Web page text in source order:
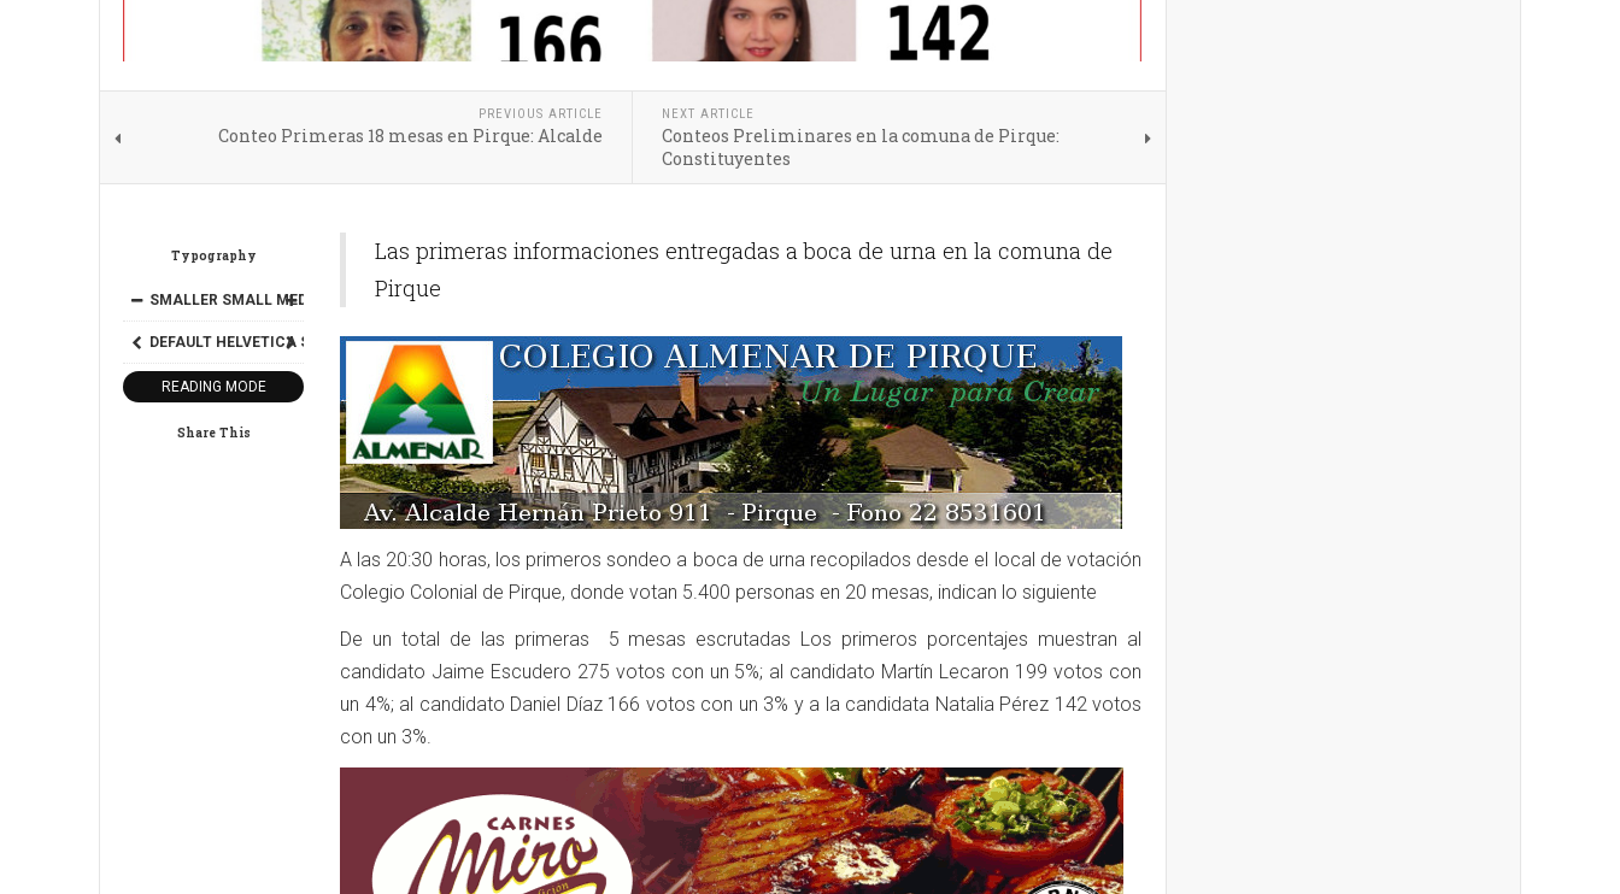
PREVIOUS ARTICLE
Conteo Primeras 18 mesas en Pirque: Alcalde
NEXT ARTICLE
Conteos Preliminares en la comuna de Pirque:
Constituyentes
Typography
SMALLER SMALL MEDIUM BIGGER
DEFAULT HELVETICA SEGOE GEORGIA TIMES
READING MODE
Share This
Las primeras informaciones entregadas a boca de urna en la comuna de
Pirque
A las 20:30 horas, los primeros sondeo a boca de urna recopilados desde el local de votación
Colegio Colonial de Pirque, donde votan 5.400 personas en 20 mesas, indican lo siguiente
De un total de las primeras 5 mesas escrutadas Los primeros porcentajes muestran al
candidato Jaime Escudero 275 votos con un 5%; al candidato Martín Lecaron 199 votos con
un 4%; al candidato Daniel Díaz 166 votos con un 3% y a la candidata Natalia Pérez 142 votos
con un 3%.